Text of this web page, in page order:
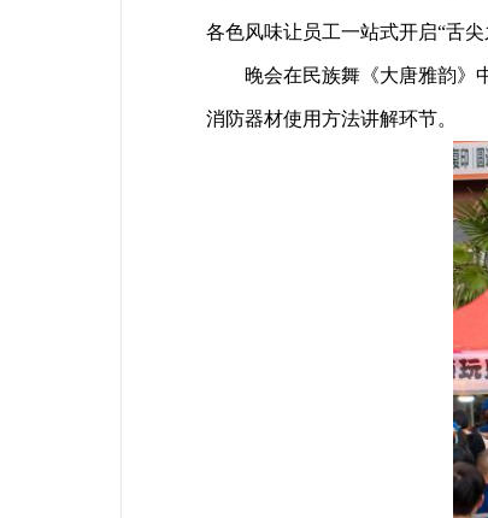
各色风味让员工一站式开启“舌尖
晚会在民族舞《大唐雅韵》中
消防器材使用方法讲解环节。